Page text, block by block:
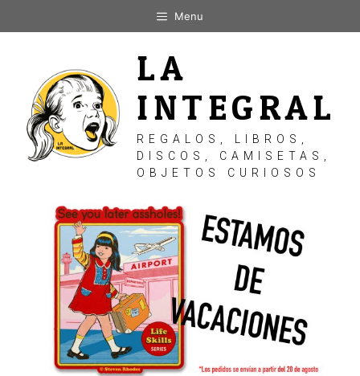
al
Menu
LA
INTEGRAL
REGALOS, LIBROS,
DISCOS, CAMISETAS,
OBJETOS CURIOSOS